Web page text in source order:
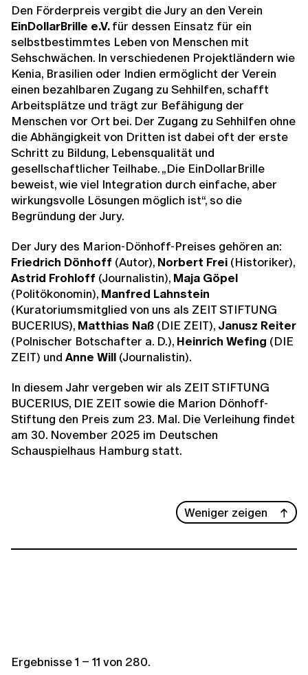
Den Förderpreis vergibt die Jury an den Verein
EinDollarBrille e.V.für dessen Einsatz für ein
selbstbestimmtes Leben von Menschen mit
Sehschwächen. In verschiedenen Projektländern wie
Kenia, Brasilien oder Indien ermöglicht der Verein
einen bezahlbaren Zugang zu Sehhilfen, schafft
Arbeitsplätze und trägt zur Befähigung der
Menschen vor Ort bei. Der Zugang zu Sehhilfen ohne
die Abhängigkeit von Dritten ist dabei oft der erste
Schritt zu Bildung, Lebensqualität und
gesellschaftlicher Teilhabe. „Die EinDollarBrille
beweist, wie viel Integration durch einfache, aber
wirkungsvolle Lösungen möglich ist“, so die
Begründung der Jury.
Der Jury des Marion-Dönhoff-Preises gehören an:
Friedrich Dönhoff (Autor), Norbert Frei (Historiker),
Astrid Frohloff (Journalistin), Maja Göpel
(Politökonomin), Manfred Lahnstein
(Kuratoriumsmitglied von uns als ZEIT STIFTUNG
BUCERIUS), Matthias Naß (DIE ZEIT), Janusz Reiter
(Polnischer Botschafter a. D.), Heinrich Wefing (DIE
ZEIT) und Anne Will (Journalistin).
In diesem Jahr vergeben wir als ZEIT STIFTUNG
BUCERIUS, DIE ZEIT sowie die Marion Dönhoff-
Stiftung den Preis zum 23. Mal. Die Verleihung findet
am 30. November 2025 im Deutschen
Schauspielhaus Hamburg statt.
Weniger zeigen
Ergebnisse1 – 11 von 280.